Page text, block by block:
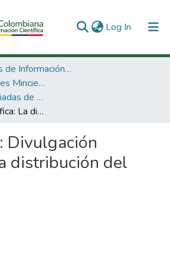
Log In (current)
3. Recursos de Información Científica y Tecnológica
3.2.2. Publicaciones Minciencias
Publicaciones seriadas de Minciencias
Divulgación científica: La distribución del saber
Divulgación
distribución del